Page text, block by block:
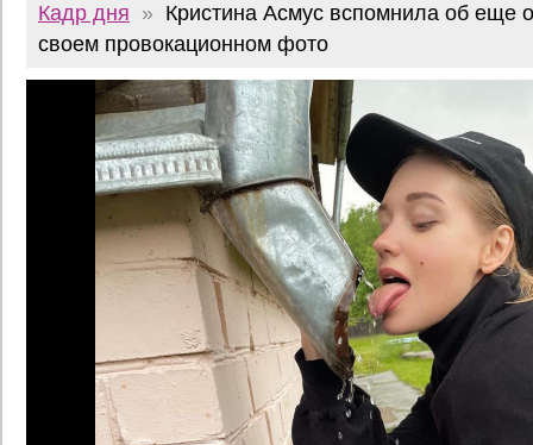
Кадр дня » Кристина Асмус вспомнила об еще
своем провокационном фото